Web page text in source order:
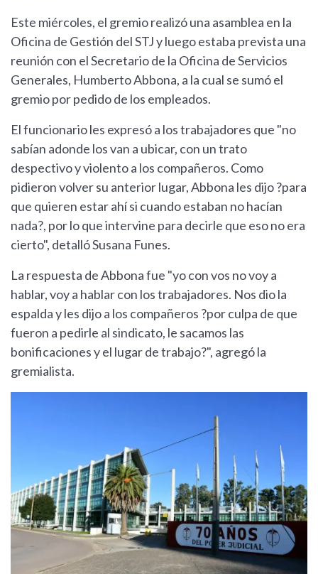
Este miércoles, el gremio realizó una asamblea en la
Oficina de Gestión del STJ y luego estaba prevista una
reunión con el Secretario de la Oficina de Servicios
Generales, Humberto Abbona, a la cual se sumó el
gremio por pedido de los empleados.
El funcionario les expresó a los trabajadores que "no
sabían adonde los van a ubicar, con un trato
despectivo y violento a los compañeros. Como
pidieron volver su anterior lugar, Abbona les dijo ?para
que quieren estar ahí si cuando estaban no hacían
nada?, por lo que intervine para decirle que eso no era
cierto", detalló Susana Funes.
La respuesta de Abbona fue "yo con vos no voy a
hablar, voy a hablar con los trabajadores. Nos dio la
espalda y les dijo a los compañeros ?por culpa de que
fueron a pedirle al sindicato, le sacamos las
bonificaciones y el lugar de trabajo?", agregó la
gremialista.